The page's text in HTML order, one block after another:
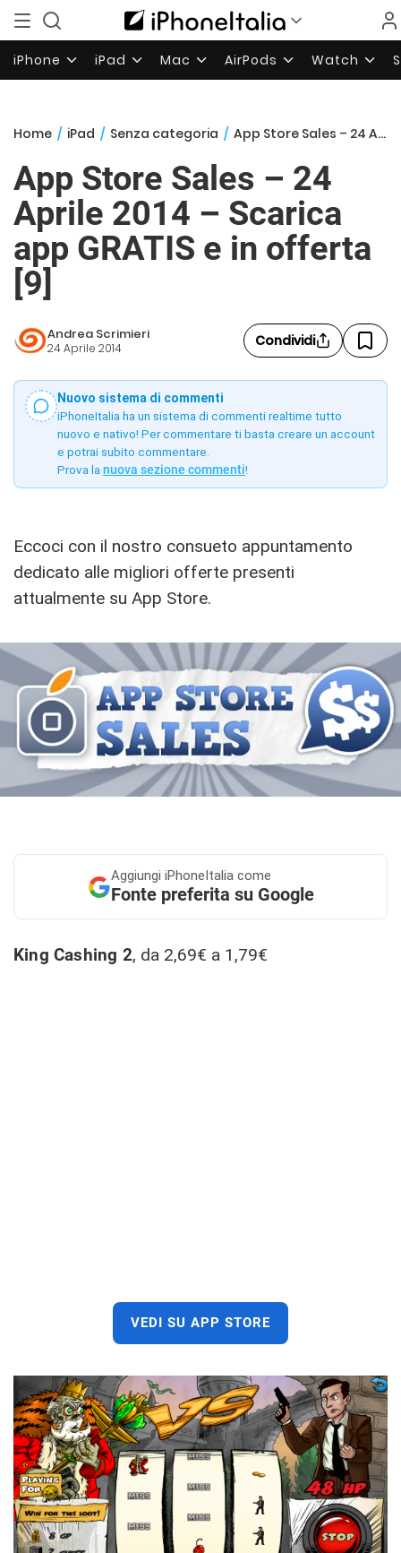
iPhone iPad Mac AirPods Watch
Home / iPad / Senza categoria / App Store Sales – 24 Aprile 2014 – Scarica app GRATIS e in offerta [9]
App Store Sales – 24
Aprile 2014 – Scarica
app GRATIS e in offerta
[9]
Andrea Scrimieri
24 Aprile 2014 Condividi
Nuovo sistema di commenti
iPhoneItalia ha un sistema di commenti realtime tutto
nuovo e nativo! Per commentare ti basta creare un account
e potrai subito commentare.
Prova la nuova sezione commenti!
Eccoci con il nostro consueto appuntamento
dedicato alle migliori offerte presenti
attualmente su App Store.
Aggiungi iPhoneItalia come
Fonte preferita su Google
King Cashing 2, da 2,69€ a 1,79€
VEDI SU APP STORE